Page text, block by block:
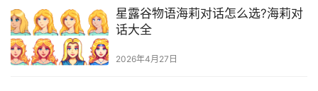
星露谷物语海莉对话怎么选?海莉对
话大全
2026年4月27日